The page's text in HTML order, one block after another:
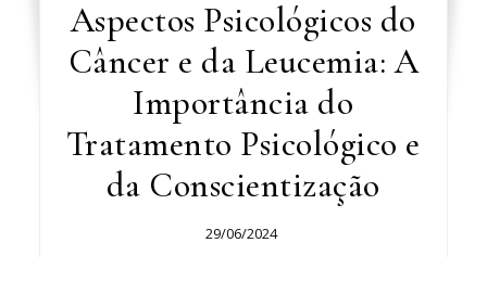
Aspectos Psicológicos do
Câncer e da Leucemia: A
Importância do
Tratamento Psicológico e
da Conscientização
29/06/2024